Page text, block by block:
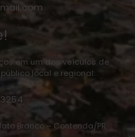
em um dos veículos de
local e regional:
Branco – Contenda/PR.